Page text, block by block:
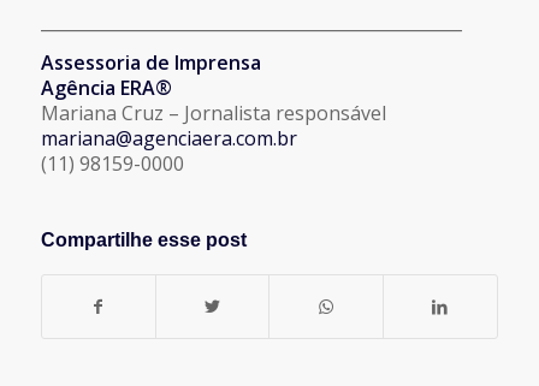
Assessoria de Imprensa
Agência ERA®
Mariana Cruz – Jornalista responsável
mariana@agenciaera.com.br
(11) 98159-0000
Compartilhe esse post